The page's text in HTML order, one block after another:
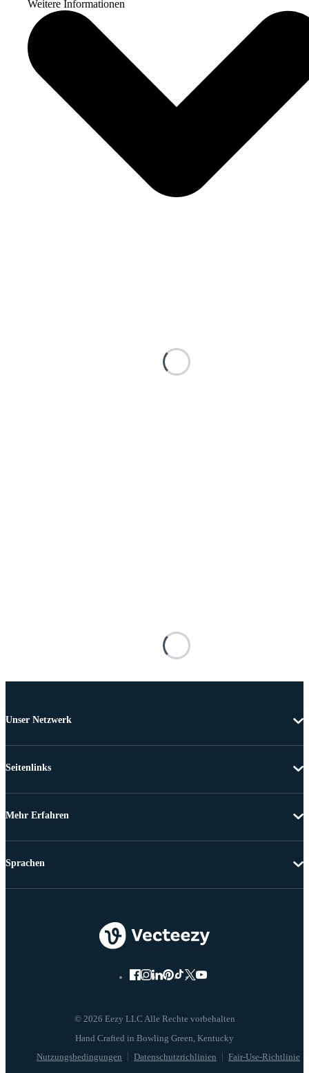
Weitere Informationen
Unser Netzwerk
Seitenlinks
Mehr Erfahren
© 2026 Eezy LLC Alle Rechte vorbehalten
Nutzungsbedingungen Datenschutzrichlinien Fair-Use-Richtlinie
Sprachen